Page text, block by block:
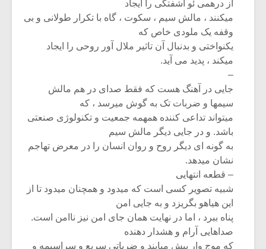
از درهمی ئو آشفتگی را ایجاد
میکنند ، مالش سیم ، سکوت ، گاه با تکرار طولانی و بی
وقفه یک ملودی خاص که
یکنواختی و بدنبال آن تاثیر ملال آور روحی را ایجاد
میکند ، پدید می آید.
–
جایی در آهنگ هست که فقط صدای در هم مالش
سیمها و ضربات تک به گوش میرسد ، که
میتواند تداعی کننده همهمه جمعیت و تکنولوژی صنعتی
باشد. و در جایی دیگر مالش سیم
به گونه ای دیگر روح و روان انسان را در معرض تهاجم
نشان میدهد.
– قطعه انتهایی
شبیه تصویر کسی است که میدود و همچنان میدود تا از
این هیاهو بگریزد و به جایی امن
پناه ببرد ، اما در نهایت همان جای امن نیز ناامن است.
صداهایی آرام و هشدار دهنده
که موج وار پیش میایند و ضرباتی سریع و سراسیمه و